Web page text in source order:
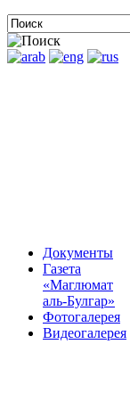
Документы
Газета
«Маглюмат
аль-Булгар»
Фотогалерея
Видеогалерея